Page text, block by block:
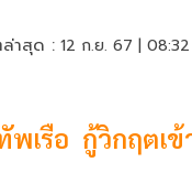
าสุด : 12 ก.ย. 67 |
พเรือ กู้วิกฤตเข้